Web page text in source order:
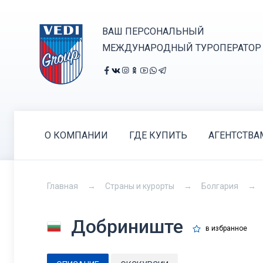
ВАШ ПЕРСОНАЛЬНЫЙ
МЕЖДУНАРОДНЫЙ ТУРОПЕРАТОР
О КОМПАНИИ ГДЕ КУПИТЬ
Главная Страны и курорты Болгария
Добриниште в избранное